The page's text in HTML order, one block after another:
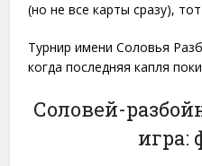
(но не все карты сразу),
Турнир имени Соловья
когда последняя капля
Соловей-
игра: